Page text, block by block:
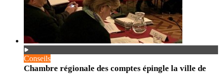
Conseils
Chambre régionale des comptes épingle la ville de